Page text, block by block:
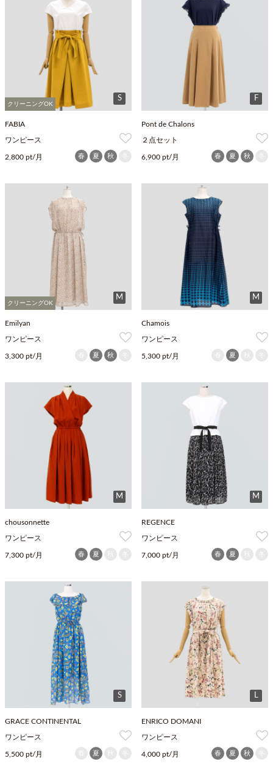
クリーニングOK
S
FABIA
ワンピース
2,800 pt/月 春 夏 秋
F
Pont de Chalons
２点セット
6,900 pt/月 春 夏 秋
クリーニングOK
M
Emilyan
ワンピース
3,300 pt/月 夏 秋
M
Chamois
ワンピース
5,300 pt/月 夏
M
chousonnette
ワンピース
7,300 pt/月 春 夏
M
REGENCE
ワンピース
7,000 pt/月 春 夏
S
GRACE CONTINENTAL
ワンピース
5,500 pt/月 夏
L
ENRICO DOMANI
ワンピース
4,000 pt/月 春 夏 秋